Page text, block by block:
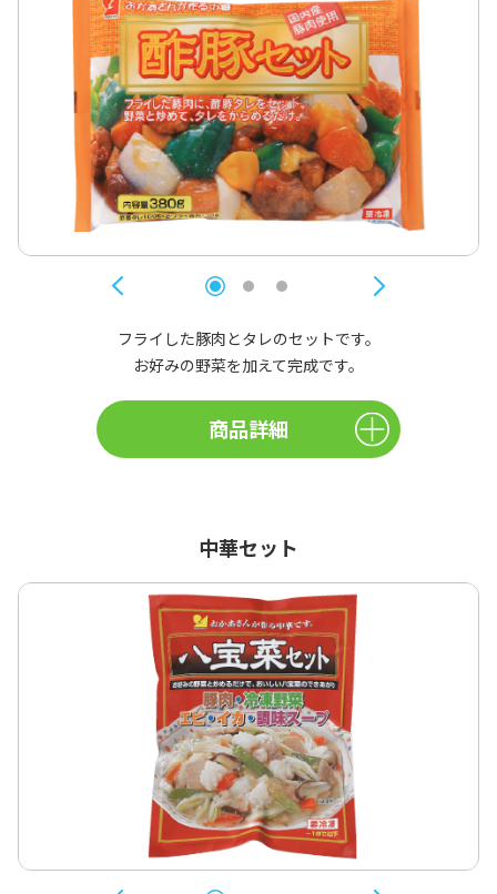
フライした豚肉とタレのセットです。
お好みの野菜を加えて完成です。
商品詳細
中華セット